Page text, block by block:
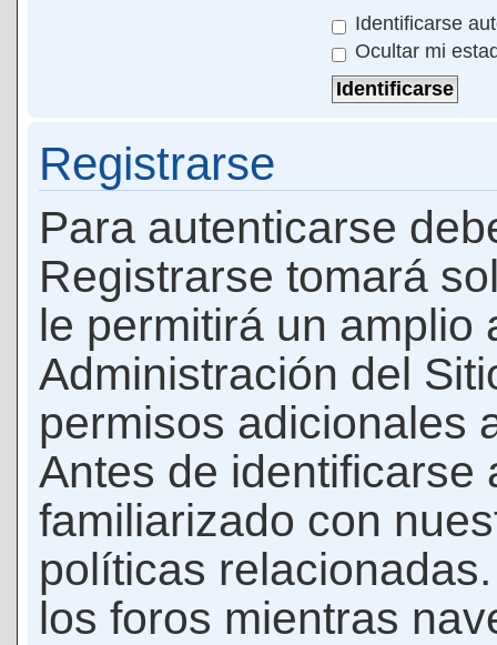
Identificarse
Ocultar mi
Registrarse
Para autenticarse
Registrarse tomará
le permitirá un amplio
Administración del
permisos adicionales
Antes de identificarse
familiarizado con
políticas
los foros mientras